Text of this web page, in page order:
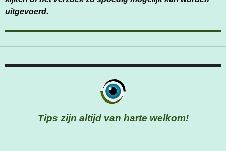
uitgevoerd.
Tips zijn altijd van harte welkom!